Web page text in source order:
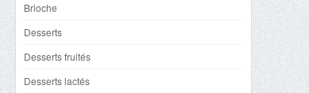
Brioche
Desserts
Desserts fruités
Desserts lactés